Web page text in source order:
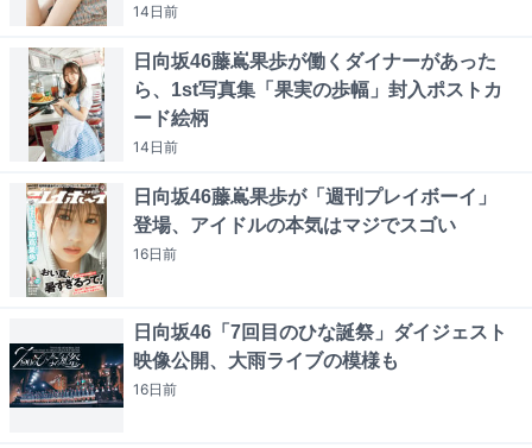
14日前
日向坂46藤嶌果歩が働くダイナーがあった
ら、1st写真集「果実の歩幅」封入ポストカ
ード絵柄
14日前
日向坂46藤嶌果歩が「週刊プレイボーイ」
登場、アイドルの本気はマジでスゴい
16日前
日向坂46「7回目のひな誕祭」ダイジェスト
映像公開、大雨ライブの模様も
16日前